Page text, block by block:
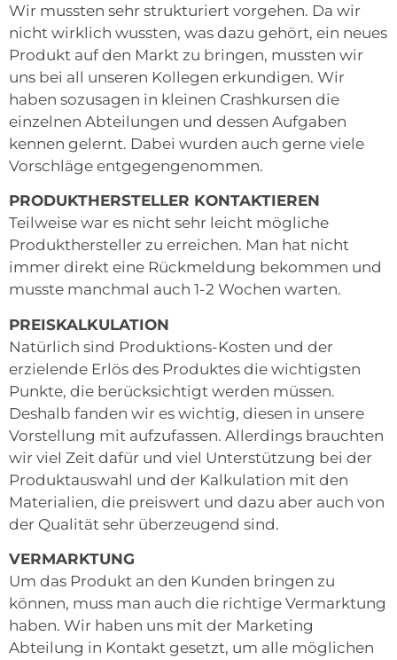
Wir mussten sehr strukturiert vorgehen. Da wir
nicht wirklich wussten, was dazu gehört, ein neues
Produkt auf den Markt zu bringen, mussten wir
uns bei all unseren Kollegen erkundigen. Wir
haben sozusagen in kleinen Crashkursen die
einzelnen Abteilungen und dessen Aufgaben
kennen gelernt. Dabei wurden auch gerne viele
Vorschläge entgegengenommen.
PRODUKTHERSTELLER KONTAKTIEREN
Teilweise war es nicht sehr leicht mögliche
Produkthersteller zu erreichen. Man hat nicht
immer direkt eine Rückmeldung bekommen und
musste manchmal auch 1-2 Wochen warten.
PREISKALKULATION
Natürlich sind Produktions-Kosten und der
erzielende Erlös des Produktes die wichtigsten
Punkte, die berücksichtigt werden müssen.
Deshalb fanden wir es wichtig, diesen in unsere
Vorstellung mit aufzufassen. Allerdings brauchten
wir viel Zeit dafür und viel Unterstützung bei der
Produktauswahl und der Kalkulation mit den
Materialien, die preiswert und dazu aber auch von
der Qualität sehr überzeugend sind.
VERMARKTUNG
Um das Produkt an den Kunden bringen zu
können, muss man auch die richtige Vermarktung
haben. Wir haben uns mit der Marketing
Abteilung in Kontakt gesetzt, um alle möglichen